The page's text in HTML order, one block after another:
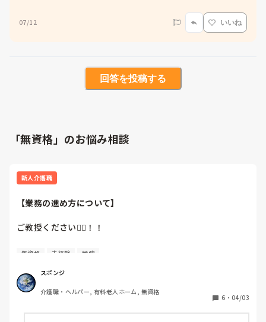
07/12 いいね
回答を投稿する
「無資格」のお悩み相談
新人介護職
【業務の進め方について】
ご教授ください🙇‍♂️！！
日勤帯の業務が時間内になかなか終わりません😭
早番　7:00〜16:00 大体終わる
日勤　9:00〜18:00 「終わらない事が多い、、」
遅番　10:00〜19:00 大体終わる
無資格 未経験 勉強
スポンジ
介護職・ヘルパー, 有料老人ホーム, 無資格
6 ・ 04/03